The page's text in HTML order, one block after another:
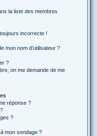
la liste des membres
incorrecte !
mon nom d’utilisateur ?
?
on me demande de me
réponse ?
?
mon sondage ?